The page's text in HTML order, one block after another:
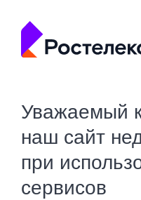
Уважаемый
наш сайт
при
сервисов